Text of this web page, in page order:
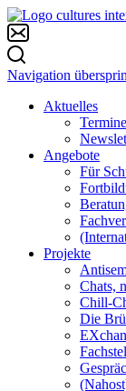
Navigation
Aktuelles
Termine
Angebote
Für
Projekte
Chats,
Chill-
Die